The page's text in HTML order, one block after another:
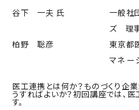
谷下 一夫 氏
一般社
ズ 理
柏野 聡彦
東京都
マネ ー
医工連携とは何か？ものづくり企
うすればよいか？初回講座では、
す。